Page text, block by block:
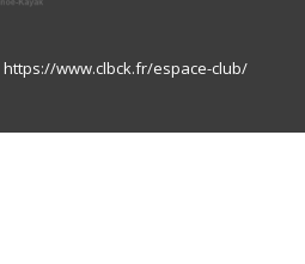
https://www.clbck.fr/espace-club/